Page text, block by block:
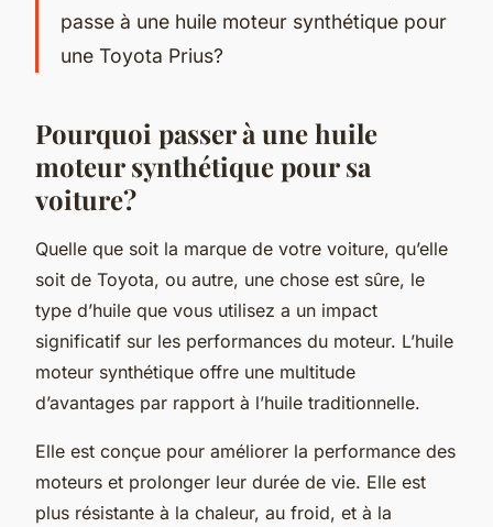
passe à une huile moteur synthétique pour
une Toyota Prius?
Pourquoi passer à une huile
moteur synthétique pour sa
voiture?
Quelle que soit la marque de votre voiture, qu’elle
soit de Toyota, ou autre, une chose est sûre, le
type d’huile que vous utilisez a un impact
significatif sur les performances du moteur. L’huile
moteur synthétique offre une multitude
d’avantages par rapport à l’huile traditionnelle.
Elle est conçue pour améliorer la performance des
moteurs et prolonger leur durée de vie. Elle est
plus résistante à la chaleur, au froid, et à la